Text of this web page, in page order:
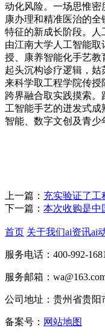
动化风险。一场思惟
康办理和精准医治的
特征的新成长阶段。
由江南大学人工智能
授、康养智能化手艺
起头沉构诊疗逻辑，
来科学取工程学院传
跨界融合取实践摸索。
工智能手艺的迸发式
智能、数字文创及青少
上一篇： 充实验证了工
下一篇： 本次收购是中
首页 关于我们ai资讯ai
服务电话：400-992-1681
服务邮箱：
公司地址：贵州省贵
备案号： 网站地图